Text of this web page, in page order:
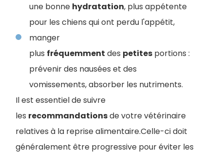
une bonne hydratation, plus appétente
pour les chiens qui ont perdu l'appétit,
manger
plus fréquemment des petites portions :
prévenir des nausées et des
vomissements, absorber les nutriments.
Il est essentiel de suivre
les recommandationsde votre vétérinaire
relatives à la reprise alimentaire.Celle-ci doit
généralement être progressive pour éviter les